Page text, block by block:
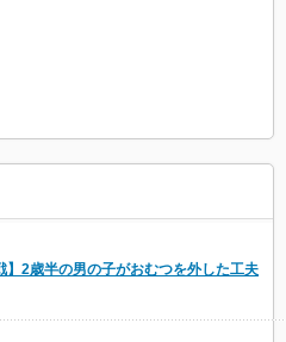
】2歳半の男の子がおむつを外した工夫